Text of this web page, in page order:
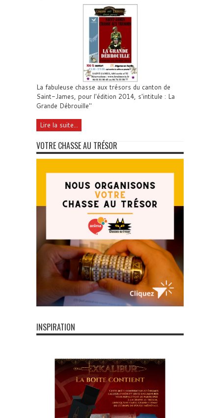
La fabuleuse chasse aux trésors du canton de
Saint-James, pour l'édition 2014, s'intitule : La
Grande Débrouille"
Lire la suite...
VOTRE CHASSE AU TRÉSOR
INSPIRATION